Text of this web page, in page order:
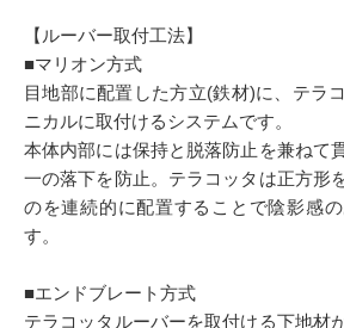
【ルーバー取付工法】
■マリオン方式
目地部に配置した方立(鉄材)に、テラ
ニカルに取付けるシステムです。
本体内部には保持と脱落防止を兼ねて
一の落下を防止。テラコッタは正方形
のを連続的に配置することで陰影感
す。
■エンドブレート方式
テラコッタルーバーを取付ける下地材